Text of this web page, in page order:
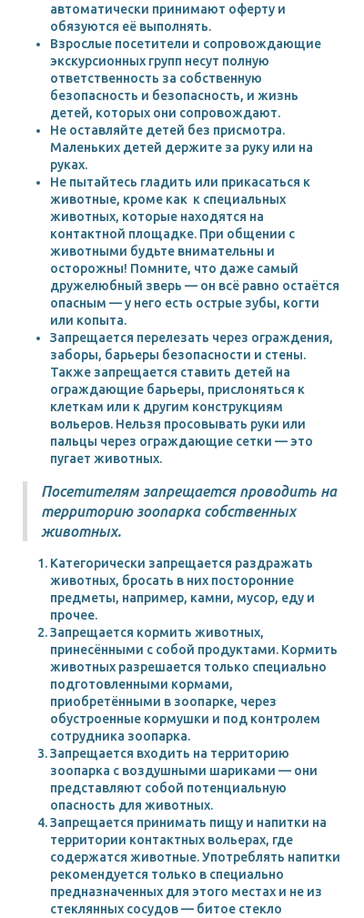
автоматически принимают оферту и
обязуются её выполнять.
Взрослые посетители и сопровождающие
экскурсионных групп несут полную
ответственность за собственную
безопасность и безопасность, и жизнь
детей, которых они сопровождают.
Не оставляйте детей без присмотра.
Маленьких детей держите за руку или на
руках.
Не пытайтесь гладить или прикасаться к
животные, кроме как к специальных
животных, которые находятся на
контактной площадке. При общении с
животными будьте внимательны и
осторожны! Помните, что даже самый
дружелюбный зверь — он всё равно остаётся
опасным — у него есть острые зубы, когти
или копыта.
Запрещается перелезать через ограждения,
заборы, барьеры безопасности и стены.
Также запрещается ставить детей на
ограждающие барьеры, прислоняться к
клеткам или к другим конструкциям
вольеров. Нельзя просовывать руки или
пальцы через ограждающие сетки — это
пугает животных.
Посетителям запрещается проводить на
территорию зоопарка собственных
животных.
Категорически запрещается раздражать
животных, бросать в них посторонние
предметы, например, камни, мусор, еду и
прочее.
Запрещается кормить животных,
принесёнными с собой продуктами. Кормить
животных разрешается только специально
подготовленными кормами,
приобретёнными в зоопарке, через
обустроенные кормушки и под контролем
сотрудника зоопарка.
Запрещается входить на территорию
зоопарка с воздушными шариками — они
представляют собой потенциальную
опасность для животных.
Запрещается принимать пищу и напитки на
территории контактных вольерах, где
содержатся животные. Употреблять напитки
рекомендуется только в специально
предназначенных для этого местах и не из
стеклянных сосудов — битое стекло